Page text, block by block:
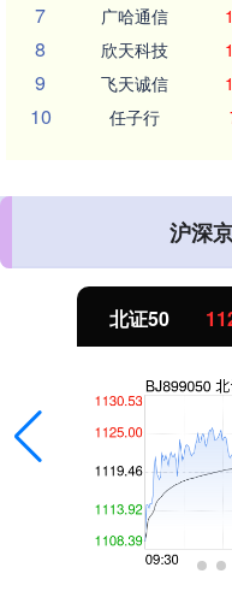
7 广哈通信
8 欣天科技
9 飞天诚信
10 任子行
沪深
北证50